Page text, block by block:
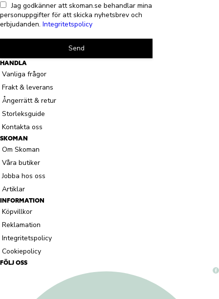
Jag godkänner att skoman.se behandlar mina
personuppgifter för att skicka nyhetsbrev och
erbjudanden. Integritetspolicy
Send
HANDLA
Vanliga frågor
Frakt & leverans
Ångerrätt & retur
Storleksguide
Kontakta oss
SKOMAN
Om Skoman
Våra butiker
Jobba hos oss
Artiklar
INFORMATION
Köpvillkor
Reklamation
Integritetspolicy
Cookiepolicy
FÖLJ OSS